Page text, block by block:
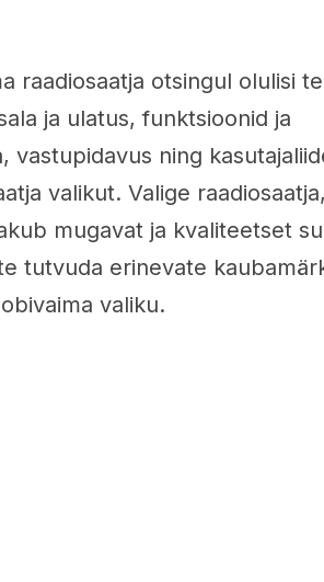
raadiosaatja otsingul olulisi
ja ulatus, funktsioonid ja
vastupidavus ning
valikut. Valige
mugavat ja kvaliteetset
tutvuda erinevate
valiku.